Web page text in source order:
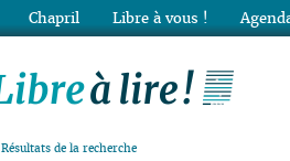
Résultats de la recherche
Chapril Libre à vous !